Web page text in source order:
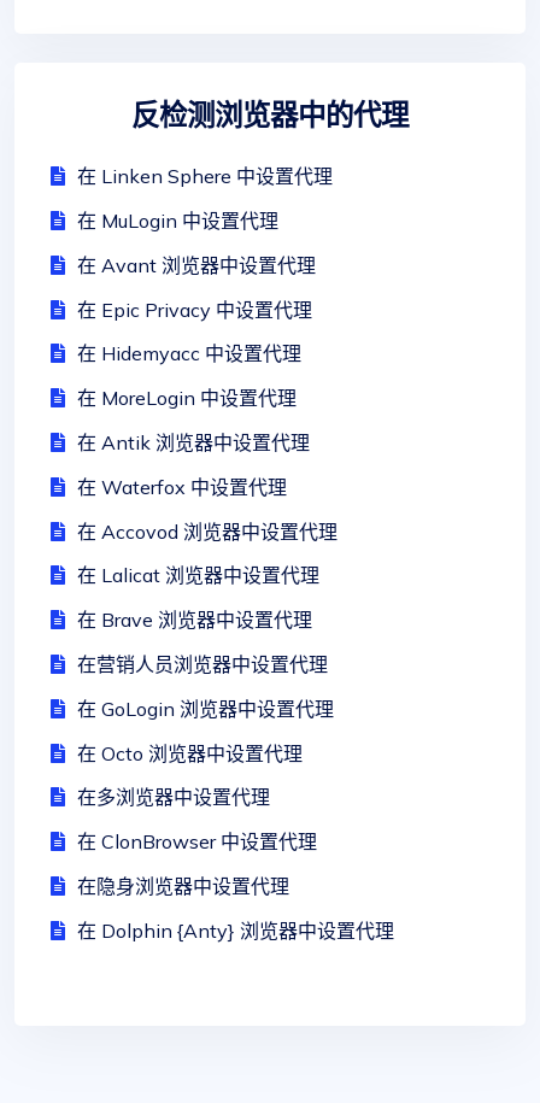
反检测浏览器中的代理
在 Linken Sphere 中设置代理
在 MuLogin 中设置代理
在 Avant 浏览器中设置代理
在 Epic Privacy 中设置代理
在 Hidemyacc 中设置代理
在 MoreLogin 中设置代理
在 Antik 浏览器中设置代理
在 Waterfox 中设置代理
在 Accovod 浏览器中设置代理
在 Lalicat 浏览器中设置代理
在 Brave 浏览器中设置代理
在营销人员浏览器中设置代理
在 GoLogin 浏览器中设置代理
在 Octo 浏览器中设置代理
在多浏览器中设置代理
在 ClonBrowser 中设置代理
在隐身浏览器中设置代理
在 Dolphin {Anty} 浏览器中设置代理